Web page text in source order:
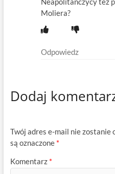
Moliera?
Odpowiedz
Dodaj
Twój adres e-mail nie zostanie
są oznaczone *
Komentarz *